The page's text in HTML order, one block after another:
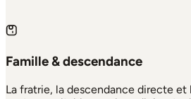
Famille & descendance
La fratrie, la descendance directe